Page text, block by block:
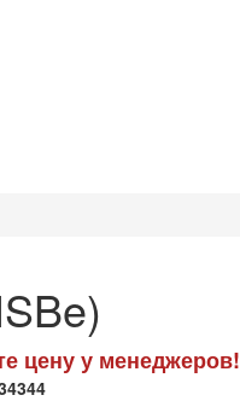
цену у менеджеров!